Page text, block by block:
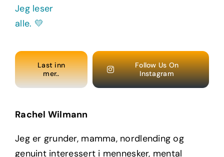
Last inn
mer..
Follow Us On
Instagram
Rachel Wilmann
Jeg er grunder, mamma, nordlending og
genuint interessert i mennesker, mental